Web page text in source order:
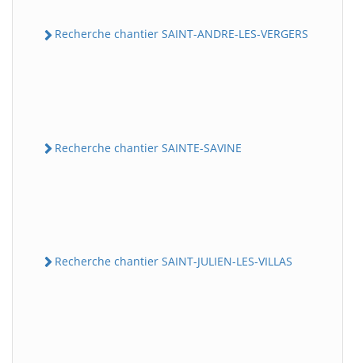
Recherche chantier SAINT-ANDRE-LES-VERGERS
Recherche chantier SAINTE-SAVINE
Recherche chantier SAINT-JULIEN-LES-VILLAS